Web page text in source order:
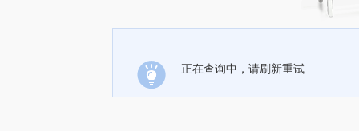
正在查询中，请刷新重试